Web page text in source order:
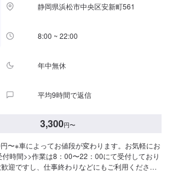
静岡県浜松市中央区安新町561
8:00 ~ 22:00
年中無休
平均9時間で返信
3,300円〜
〜※車によってお値段が変わります。お気軽にお
時間>>作業は8：00〜22：00にて受付しており
迎ですし、仕事終わりなどにもご利用ください